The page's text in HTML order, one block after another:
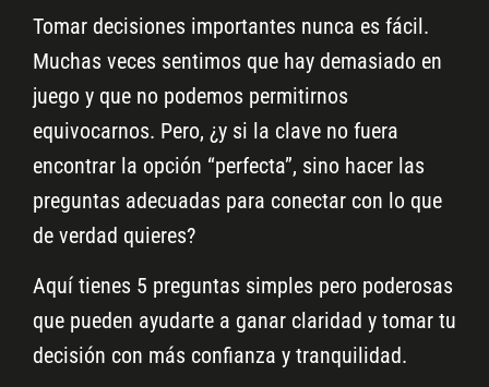
Tomar decisiones importantes nunca es fácil.
Muchas veces sentimos que hay demasiado en
juego y que no podemos permitirnos
equivocarnos. Pero, ¿y si la clave no fuera
encontrar la opción “perfecta”, sino hacer las
preguntas adecuadas para conectar con lo que
de verdad quieres?
Aquí tienes 5 preguntas simples pero poderosas
que pueden ayudarte a ganar claridad y tomar tu
decisión con más confianza y tranquilidad.